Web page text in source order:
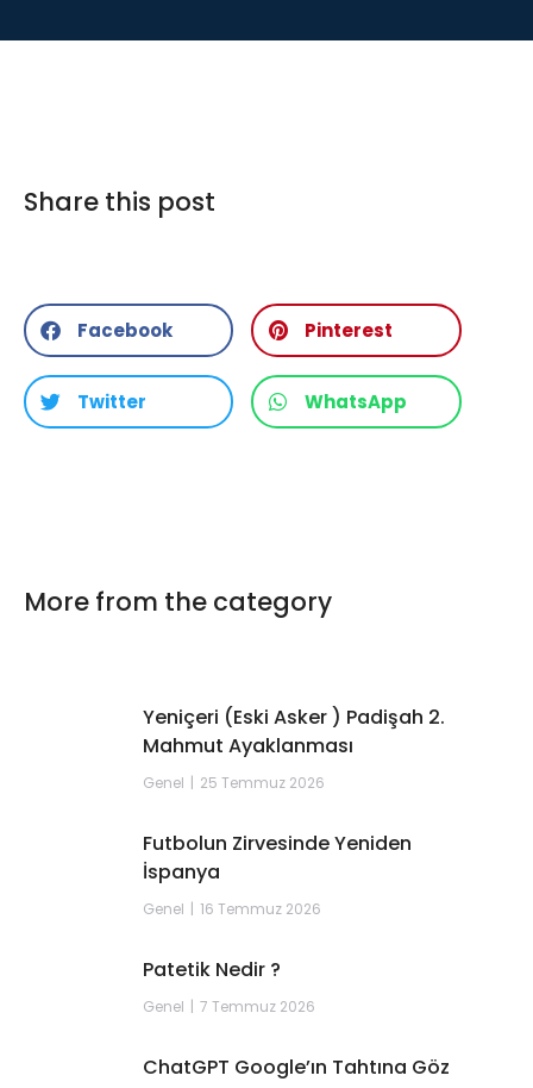
Share this post
Facebook Pinterest
Twitter WhatsApp
More from the category
Yeniçeri (Eski Asker ) Padişah 2.
Mahmut Ayaklanması
Genel 25 Temmuz 2026
Futbolun Zirvesinde Yeniden
İspanya
Genel 16 Temmuz 2026
Patetik Nedir ?
Genel 7 Temmuz 2026
ChatGPT Google’ın Tahtına Göz